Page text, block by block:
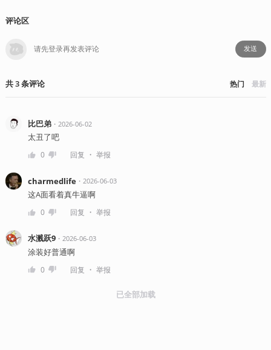
评论区
发送
共3条评论 热门 最新
比巴弟・ 2026-06-02
太丑了吧
0 回复 ・ 举报
charmedlife・ 2026-06-03
这A面看着真牛逼啊
0 回复 ・ 举报
水溅跃9・ 2026-06-03
涂装好普通啊
0 回复 ・ 举报
已全部加载